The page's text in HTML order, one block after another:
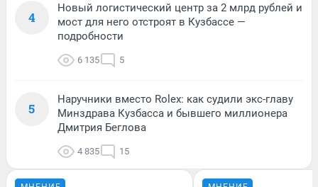
4
Новый логистический центр за 2 млрд рублей и
мост для него отстроят в Кузбассе —
подробности
6 135 5
5
Наручники вместо Rolex: как судили экс-главу
Минздрава Кузбасса и бывшего миллионера
Дмитрия Беглова
4 835 15